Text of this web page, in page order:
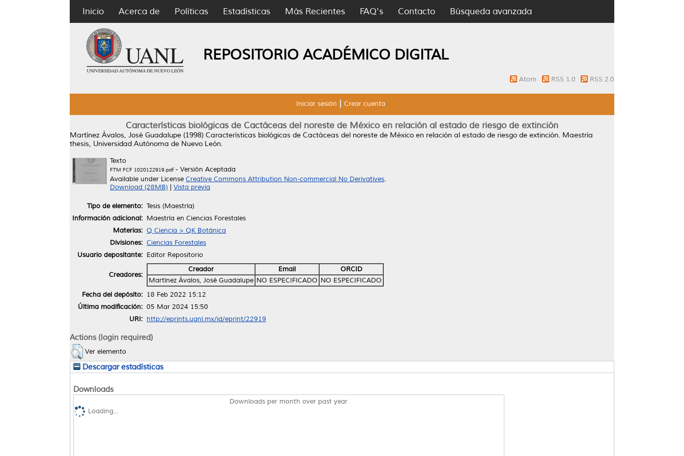
Inicio Acerca de Políticas Estadísticas Más Recientes FAQ's Contacto Búsqueda avanzada
REPOSITORIO ACADÉMICO DIGITAL
Atom RSS 1.0 RSS 2.0
Iniciar sesión Crear cuenta
Características biológicas de Cactáceas del noreste de México en relación al estado de riesgo de extinción
Martínez Ávalos, José Guadalupe (1998) Características biológicas de Cactáceas del noreste de México en relación al estado de riesgo de extinción. Maestría
thesis, Universidad Autónoma de Nuevo León.
Texto
FTM FCF 1020122919.pdf- Versión Aceptada
Available under License Creative Commons Attribution Non-commercial No Derivatives.
Download (28MB)
Vista previa
Tipo de elemento: Tesis (Maestría)
Información adicional: Maestría en Ciencias Forestales
Materias: Q Ciencia > QK Botánica
Divisiones: Ciencias Forestales
Usuario depositante: Editor Repositorio
Creadores:
Creador Email
ORCID
Martínez Ávalos, José Guadalupe NO ESPECIFICADO NO ESPECIFICADO
Fecha del depósito: 18 Feb 2022 15:12
Última modificación: 05 Mar 2024 15:50
URI: http://eprints.uanl.mx/id/eprint/22919
Actions (login required)
Ver elemento
Descargar estadísticas
Downloads
Downloads per month over past year
Loading...